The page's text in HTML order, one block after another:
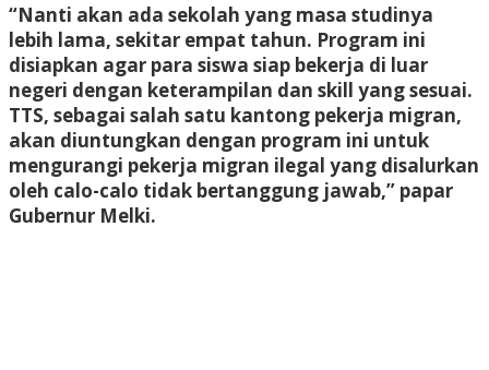
“Nanti akan ada sekolah yang masa studinya
lebih lama, sekitar empat tahun. Program ini
disiapkan agar para siswa siap bekerja di luar
negeri dengan keterampilan dan skill yang sesuai.
TTS, sebagai salah satu kantong pekerja migran,
akan diuntungkan dengan program ini untuk
mengurangi pekerja migran ilegal yang disalurkan
oleh calo-calo tidak bertanggung jawab,” papar
Gubernur Melki.